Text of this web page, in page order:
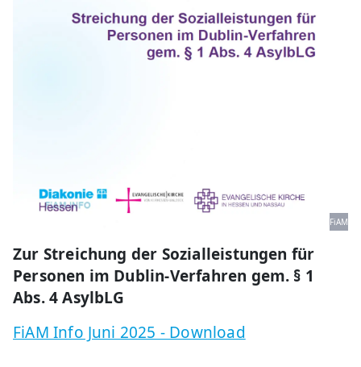
FiAM
Zur Streichung der Sozialleistungen für
Personen im Dublin-Verfahren gem. § 1
Abs. 4 AsylbLG
FiAM Info Juni 2025 - Download